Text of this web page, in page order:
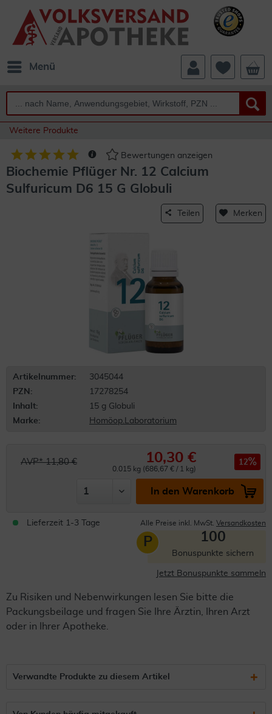
Menü
Weitere Produkte
Bewertungen anzeigen
Biochemie Pflüger Nr. 12 Calcium
Sulfuricum D6 15 G Globuli
Teilen Merken
Artikelnummer:
3045044
PZN:
17278254
Inhalt:
15 g Globuli
Marke:
Homöop.Laboratorium
AVP* 11,80 € 10,30 €
0.015 kg (686,67 € / 1 kg)
12
In den Warenkorb
Lieferzeit 1-3 Tage Alle Preise inkl. MwSt. Versandkosten
P 100
Bonuspunkte sichern
Jetzt Bonuspunkte sammeln
Zu Risiken und Nebenwirkungen lesen Sie bitte die
Packungsbeilage und fragen Sie Ihre Ärztin, Ihren Arzt
oder in Ihrer Apotheke.
Verwandte Produkte zu diesem Artikel